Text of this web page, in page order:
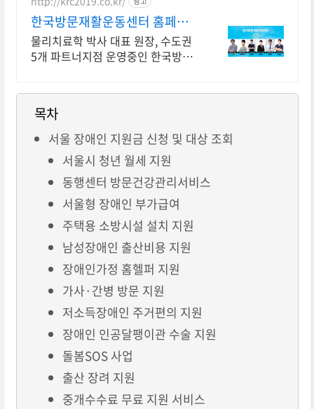
한국방문재활운동센터 홈페이
지
물리치료학 박사 대표 원장, 수도권
5개 파트너지점 운영중인 한국방문
목차
서울 장애인 지원금 신청 및 대상 조회
서울시 청년 월세 지원
동행센터 방문건강관리서비스
서울형 장애인 부가급여
주택용 소방시설 설치 지원
남성장애인 출산비용 지원
장애인가정 홈헬퍼 지원
가사·간병 방문 지원
저소득장애인 주거편의 지원
장애인 인공달팽이관 수술 지원
돌봄SOS 사업
출산 장려 지원
중개수수료 무료 지원 서비스